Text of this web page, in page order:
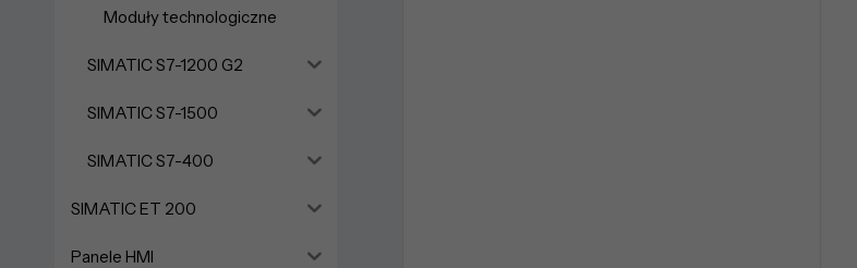
Moduły technologiczne
SIMATIC S7-1200 G2
SIMATIC S7-1500
SIMATIC S7-400
SIMATIC ET 200
Panele HMI